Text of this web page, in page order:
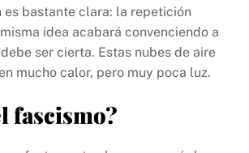
es bastante clara: la repetición
idea acabará convenciendo a
ser cierta. Estas nubes de aire
mucho calor, pero muy poca luz.
fascismo?